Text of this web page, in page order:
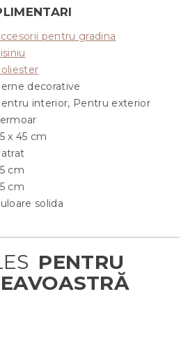
pentru gradina
decorative
interior, Pentru exterior
x 45 cm
cm
cm
solida